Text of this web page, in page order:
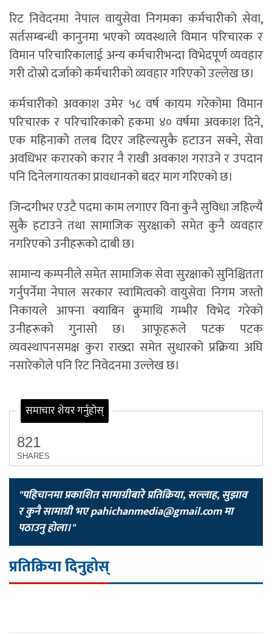
रिट निवेदनमा नेपाल वायुसेवा निगमका कर्मचारीको सेवा,
सर्तसम्बन्धी कानुनमा भएको व्यवस्थाले विमान परिचारक र
विमान परिचारिकालाई अन्य कर्मचारीभन्दा विभेदपूर्ण व्यवहार
गरी दोस्रो दर्जाको कर्मचारीको व्यवहार गरिएको उल्लेख छ।
कर्मचारीको अवकाश उमेर ५८ वर्ष कायम गरेकोमा विमान
परिचारक र परिचारिकाको हकमा ४० वर्षमा अवकाश दिने,
एक महिनाको तलब दिएर जहिल्यसुकै हटाउन सक्ने, सेवा
अवधिभर करारको करार नै राखी अवकाश गराउने र उपदान
पनि दिनेलगायतका प्रावधानको बदर माग गरिएको छ।
जिन्दगीभर एउटै पदमा काम लगाएर विना कुनै सुविधा जहिल्यै
सुकै हटाउने तथा सामाजिक सुरक्षाको समेत कुनै व्यवहार
नगरिएको उनीहरूको दाबी छ।
सामान्य कम्पनीले समेत सामाजिक सेवा सुरक्षाको सुनिश्चितता
गर्नुपर्नेमा नेपाल सरकार स्वामित्वको वायुसेवा निगम जस्तो
निकायले आफ्ना क्याबिन क्रुमाथि गम्भीर विभेद गरेको
उनीहरूको गुनासो छ। आफूहरूले पटक पटक
व्यवस्थापनसमक्ष कुरा राख्दा समेत सुधारको प्रक्रिया अघि
नसारेकोले पनि रिट निवेदनमा उल्लेख छ।
समाचार शेयर गर्नुहोस्
821
SHARES
"पहिचानमा प्रकाशित सामाग्रीबारे प्रतिक्रिया, सल्लाह, सुझाव
र कुनै सामाग्री भएpahichanmedia@gmail.comमा
पठाउनु होला।"
प्रतिक्रिया दिनुहोस्